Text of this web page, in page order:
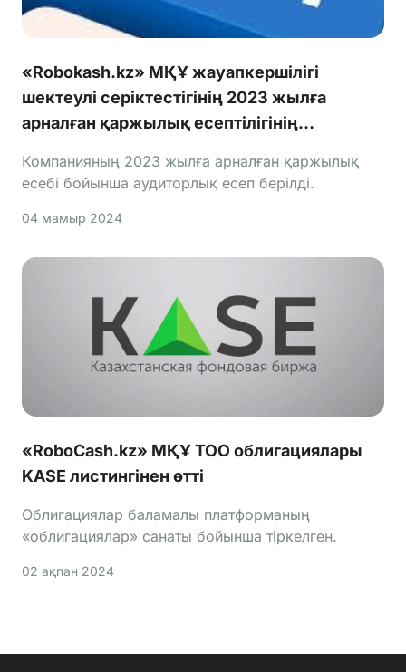
«Robokash.kz» МҚҰ жауапкершілігі
шектеулі серіктестігінің 2023 жылға
арналған қаржылық есептілігінің
Компанияның 2023 жылға арналған қаржылық
есебі бойынша аудиторлық есеп берілді.
04 мамыр 2024
«RoboCash.kz» МҚҰ ТОО облигациялары
KASE листингінен өтті
Облигациялар баламалы платформаның
«облигациялар» санаты бойынша тіркелген.
02 ақпан 2024